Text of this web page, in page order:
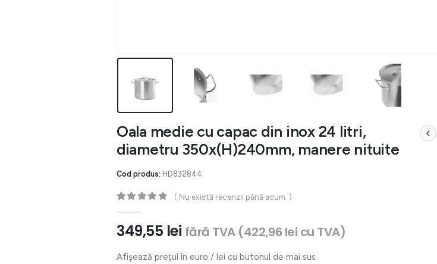
Oala medie cu capac din inox 24 litri,
diametru 350x(H)240mm, manere nituite
Cod produs: HD832844
( Nu există recenzii până acum. )
349,55 lei fără TVA (422,96 lei cu TVA)
Afișează prețul în euro / lei cu butonul de mai sus